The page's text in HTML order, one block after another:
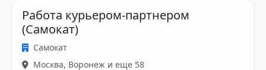
Работа курьером-партнером
(Самокат)
Самокат
Москва, Воронеж и еще 58